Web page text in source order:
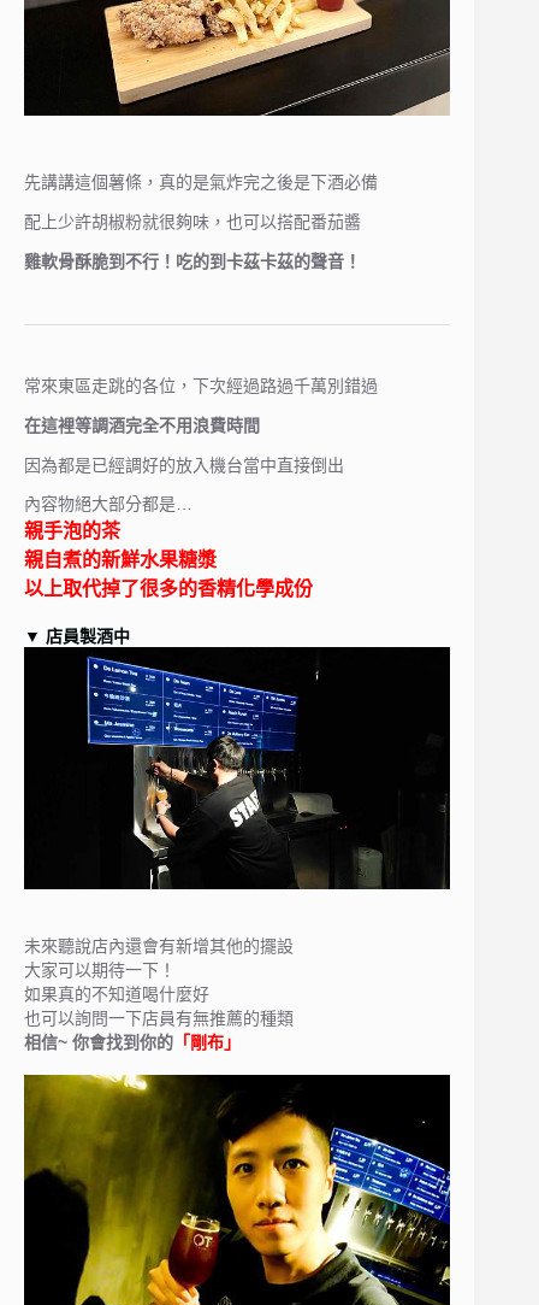
先講講這個薯條，真的是氣炸完之後是下酒必備
配上少許胡椒粉就很夠味，也可以搭配番茄醬
雞軟骨酥脆到不行！吃的到卡茲卡茲的聲音！
常來東區走跳的各位，下次經過路過千萬別錯過
在這裡等調酒完全不用浪費時間
因為都是已經調好的放入機台當中直接倒出
內容物絕大部分都是…
親手泡的茶
親自煮的新鮮水果糖漿
以上取代掉了很多的香精化學成份
▼ 店員製酒中
未來聽說店內還會有新增其他的擺設
大家可以期待一下！
如果真的不知道喝什麼好
也可以詢問一下店員有無推薦的種類
相信~ 你會找到你的 「剛布」